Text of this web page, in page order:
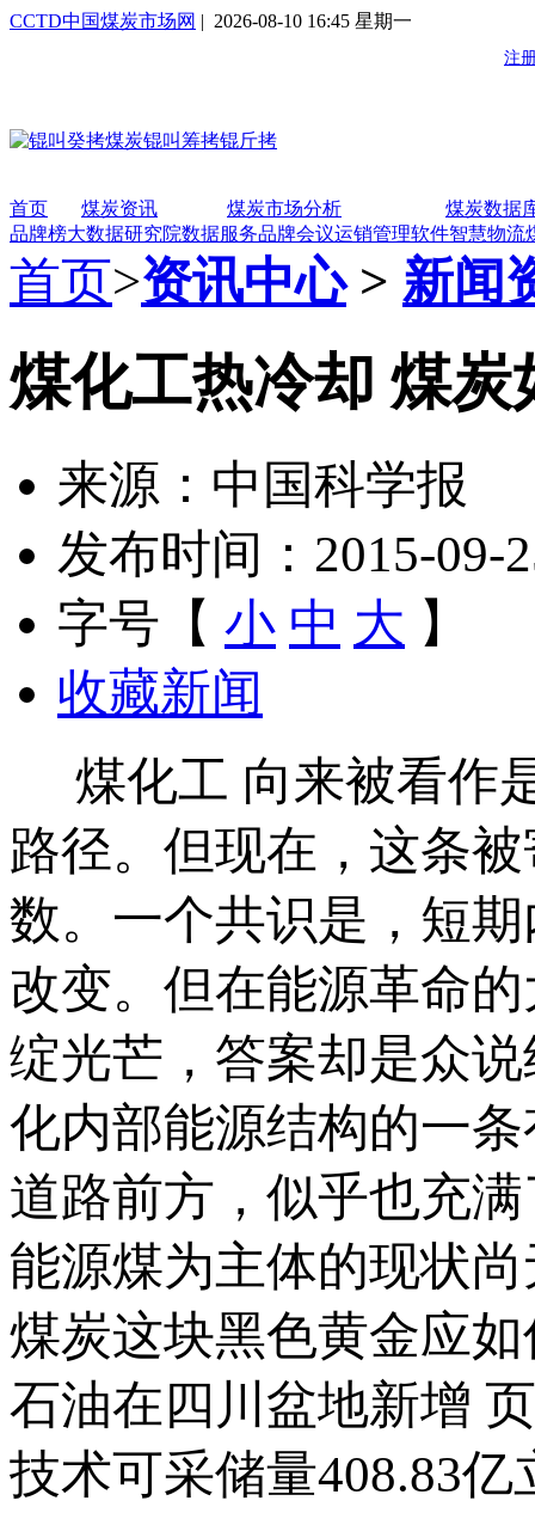
CCTD中国煤炭市场网 | 2026-08-10 16:45 星期一
首页 煤炭资讯 煤炭市场分析
煤炭数据
品牌榜大数据研究院数据服务品牌会议运销管理软件智慧物流
首页>资讯中心> 新闻
煤化工热冷却 煤炭
来源：中国科学报
发布时间：2015-09-
字号【 小 中 大 】
收藏新闻
煤化工 向来被看作
路径。但现在，这条
数。一个共识是，短
改变。但在能源革命
绽光芒，答案却是众
化内部能源结构的一
道路前方，似乎也充
能源煤为主体的现状
煤炭这块黑色黄金应
石油在四川盆地新增
技术可采储量408.83